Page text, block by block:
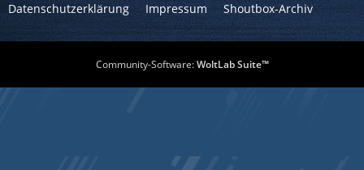
Datenschutzerklärung Impressum Shoutbox-Archiv
Community-Software:WoltLab Suite™